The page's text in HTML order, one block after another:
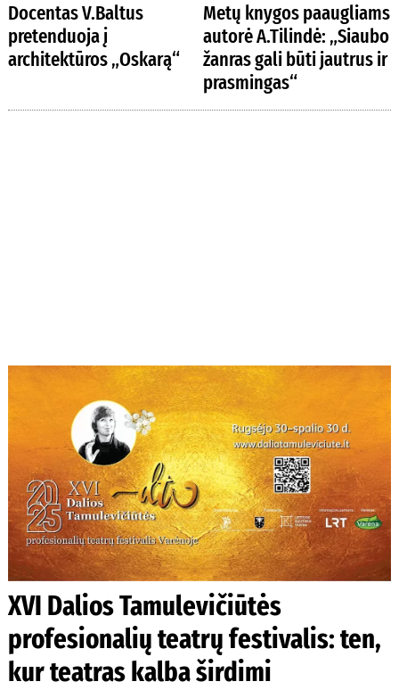
Docentas V.Baltus
pretenduoja į
architektūros „Oskarą“
Metų knygos paaugliams
autorė A.Tilindė: „Siaubo
žanras gali būti jautrus ir
prasmingas“
XVI Dalios Tamulevičiūtės
profesionalių teatrų festivalis: ten,
kur teatras kalba širdimi